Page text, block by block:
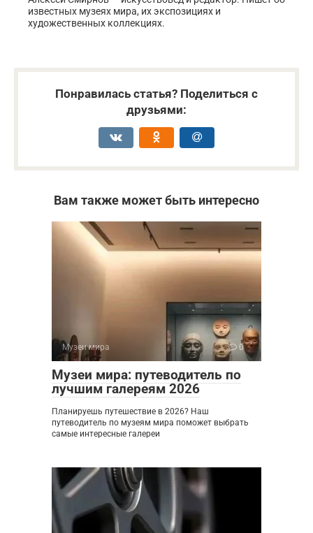
известных музеях мира, их экспозициях и
художественных коллекциях.
Понравилась статья? Поделиться с
друзьями:
Вам также может быть интересно
Музеи мира 0
Музеи мира: путеводитель по
лучшим галереям 2026
Планируешь путешествие в 2026? Наш
путеводитель по музеям мира поможет выбрать
самые интересные галереи